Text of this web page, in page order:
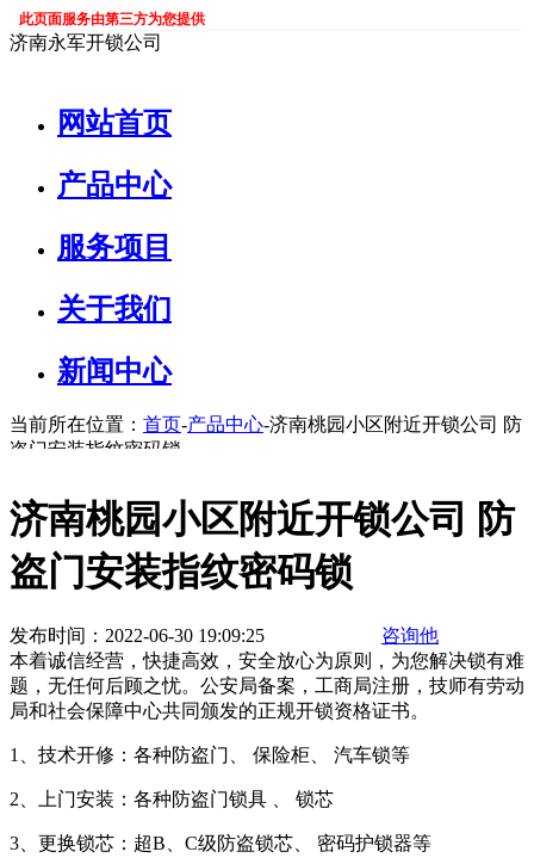
此页面服务由第三方为您提供
济南永军开锁公司
网站首页
产品中心
服务项目
关于我们
新闻中心
当前所在位置： 首页-产品中心-济南桃园小区附近开锁公司 防
盗门安装指纹密码锁
济南桃园小区附近开锁公司 防
盗门安装指纹密码锁
发布时间：2022-06-30 19:09:25
咨询他
本着诚信经营，快捷高效，安全放心为原则，为您解决锁有难
题，无任何后顾之忧。公安局备案，工商局注册，技师有劳动
局和社会保障中心共同颁发的正规开锁资格证书。
1、技术开修：各种防盗门、 保险柜、 汽车锁等
2、上门安装：各种防盗门锁具 、 锁芯
3、更换锁芯：超B、C级防盗锁芯、 密码护锁器等